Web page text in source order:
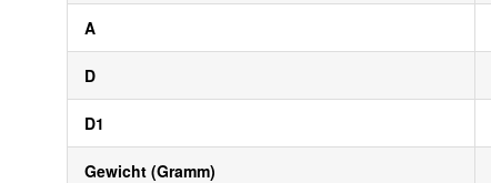
A
D
D1
Gewicht (Gramm)